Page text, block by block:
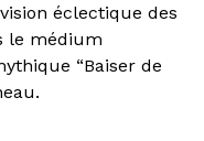
éclectique des
le médium
“Baiser de